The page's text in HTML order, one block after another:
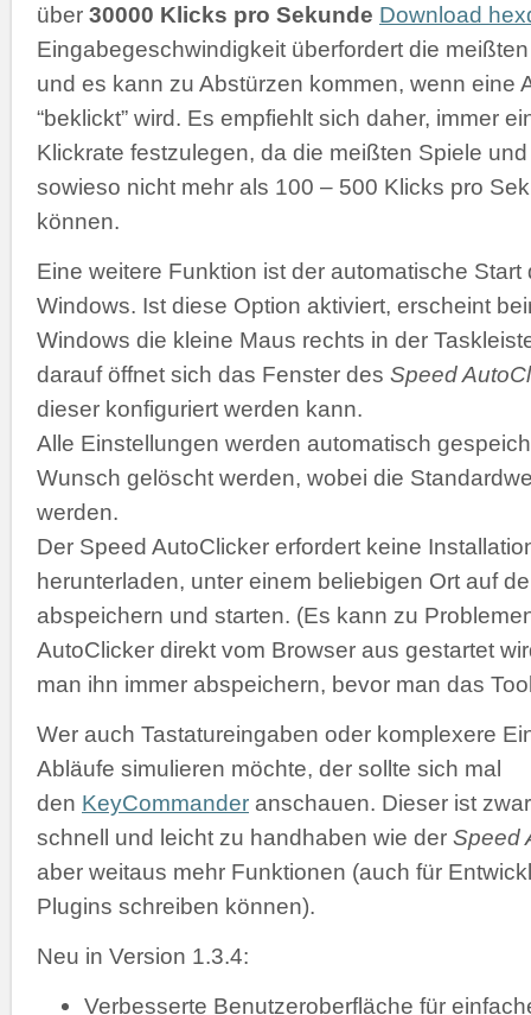
über 30000 Klicks pro Sekunde Download
Eingabegeschwindigkeit überfordert die
und es kann zu Abstürzen kommen, wenn eine
“beklickt” wird. Es empfiehlt sich daher, immer
Klickrate festzulegen, da die meißten Spiele
sowieso nicht mehr als 100 – 500 Klicks pro
können.
Eine weitere Funktion ist der automatische Start
Windows. Ist diese Option aktiviert, erscheint
Windows die kleine Maus rechts in der
darauf öffnet sich das Fenster des Speed
dieser konfiguriert werden kann.
Alle Einstellungen werden automatisch
Wunsch gelöscht werden, wobei die
werden.
Der Speed AutoClicker erfordert keine
herunterladen, unter einem beliebigen Ort auf
abspeichern und starten. (Es kann zu
AutoClicker direkt vom Browser aus gestartet
man ihn immer abspeichern, bevor man das
Wer auch Tastatureingaben oder komplexere
Abläufe simulieren möchte, der sollte sich mal
den KeyCommander anschauen. Dieser ist
schnell und leicht zu handhaben wie der Speed
aber weitaus mehr Funktionen (auch für
Plugins schreiben können).
Neu in Version 1.3.4:
Verbesserte Benutzeroberfläche für